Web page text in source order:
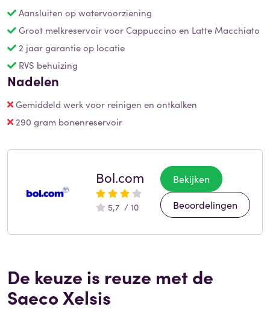
Aansluiten op watervoorziening
Groot melkreservoir voor Cappuccino en Latte Macchiato
2 jaar garantie op locatie
RVS behuizing
Nadelen
Gemiddeld werk voor reinigen en ontkalken
290 gram bonenreservoir
Bol.com
5,7 / 10
Bekijken
Beoordelingen
De keuze is reuze met de
Saeco Xelsis